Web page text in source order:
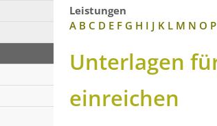
Leistungen
A B C D E F G H I J K L M N O P
Unterlagen
einreichen